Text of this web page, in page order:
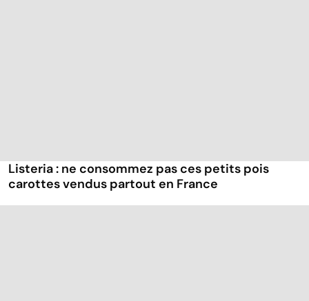
Listeria : ne consommez pas ces petits pois
carottes vendus partout en France